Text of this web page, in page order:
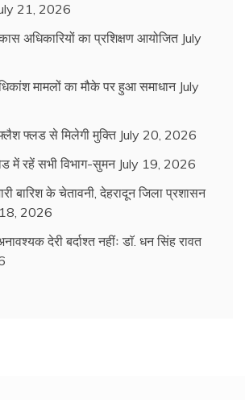
21, 2026
अधिकारियों का प्रशिक्षण आयोजित July
मामलों का मौके पर हुआ समाधान July
फ्लड से मिलेगी मुक्ति July 20, 2026
में रहें सभी विभाग-सुमन July 19, 2026
बारिश के चेतावनी, देहरादून जिला प्रशासन
2026
अनावश्यक देरी बर्दाश्त नहींः डाॅ. धन सिंह रावत